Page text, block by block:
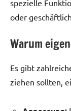
spezielle
oder
Warum
Es gibt
ziehen sollten,